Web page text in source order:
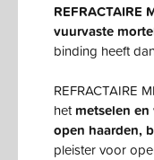
REFRACTAIRE
vuurvaste
binding heeft
REFRACTAIRE
het metselen
open haarden,
pleister voor